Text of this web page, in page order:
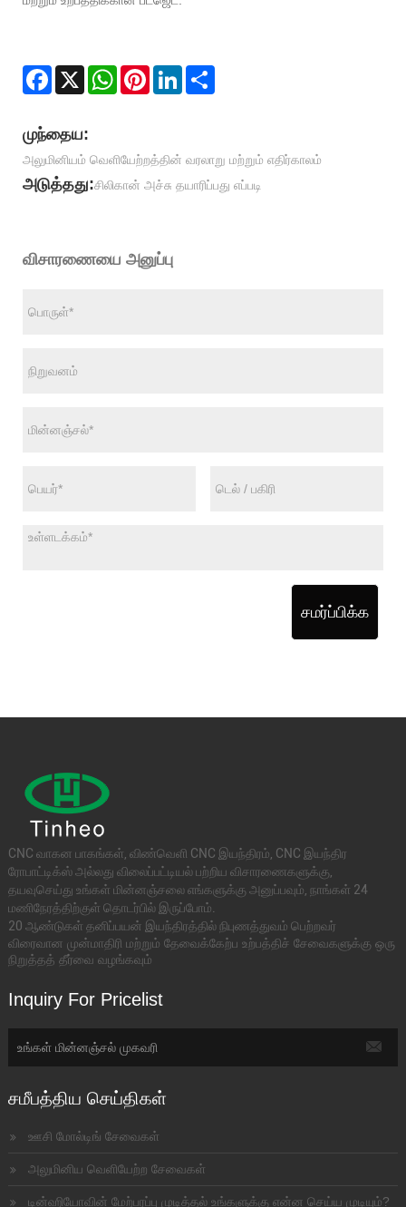
Facebook
X WhatsAppPinterestLinkedIn
முந்தைய:
அலுமினியம் வெளியேற்றத்தின் வரலாறு மற்றும் எதிர்காலம்
அடுத்தது:சிலிகான் அச்சு தயாரிப்பது எப்படி
விசாரணையை அனுப்பு
சமர்ப்பிக்க
CNC வாகன பாகங்கள், விண்வெளி CNC இயந்திரம், CNC இயந்திர
ரோபாட்டிக்ஸ் அல்லது விலைப்பட்டியல் பற்றிய விசாரணைகளுக்கு,
தயவுசெய்து உங்கள் மின்னஞ்சலை எங்களுக்கு அனுப்பவும், நாங்கள் 24
மணிநேரத்திற்குள் தொடர்பில் இருப்போம்.
20 ஆண்டுகள் தனிப்பயன் இயந்திரத்தில் நிபுணத்துவம் பெற்றவர்
விரைவான முன்மாதிரி மற்றும் தேவைக்கேற்ப உற்பத்திச் சேவைகளுக்கு ஒரு
நிறுத்தத் தீர்வை வழங்கவும்
Inquiry For Pricelist
சமீபத்திய செய்திகள்
ஊசி மோல்டிங் சேவைகள்
அலுமினிய வெளியேற்ற சேவைகள்
டின்ஹியோவின் மேற்பரப்பு முடித்தல் உங்களுக்கு என்ன செய்ய முடியும்?